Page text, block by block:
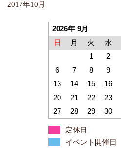
2017年10月
2026年 9月
日
月 火 水
1
2
6
7 8 9
13
14 15 16
20
21 22 23
27
28 29 30
定休日
イベント開催日